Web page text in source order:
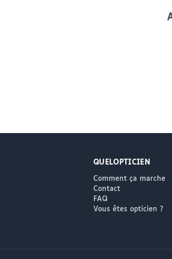
QUELOPTICIEN
Comment ça marche
Contact
FAQ
Vous êtes opticien ?